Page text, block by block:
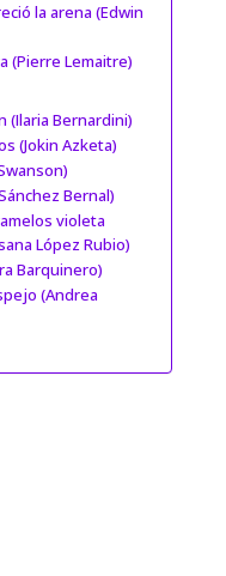
la arena (Edwin
(Pierre Lemaitre)
(Ilaria Bernardini)
(Jokin Azketa)
Bernal)
violeta
López Rubio)
Barquinero)
(Andrea